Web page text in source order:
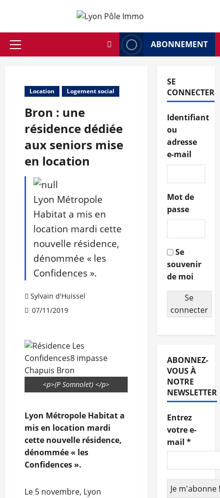
contenu
Menu
ABONNEMENT
Location Logement social
Bron : une
résidence dédiée
aux seniors mise
en location
Lyon Métropole
Habitat a mis en
location mardi cette
nouvelle résidence,
dénommée « les
Confidences ».
Sylvain d'Huissel
07/11/2019
<p>(P Somnolet) </p>
Lyon Métropole Habitat a
mis en location mardi
cette nouvelle résidence,
dénommée « les
Confidences ».
Le 5 novembre, Lyon
SE
CONNECTER
Identifiant
ou
adresse
e-mail
Mot de
passe
Se
souvenir
de moi
Se
connecter
ABONNEZ-
VOUS À
NOTRE
NEWSLETTER
Entrez
votre e-
mail *